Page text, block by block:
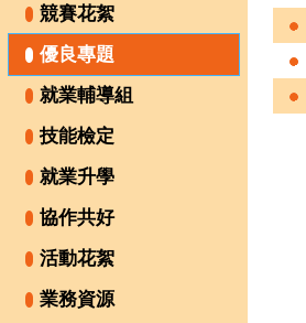
競賽花絮
優良專題
就業輔導組
技能檢定
就業升學
協作共好
活動花絮
業務資源